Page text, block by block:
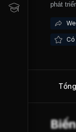
phát
xuất
trong
phân